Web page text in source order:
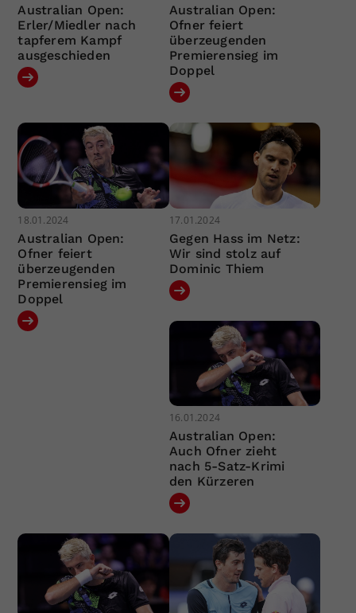
Australian Open:
Erler/Miedler nach
tapferem Kampf
ausgeschieden
Australian Open:
Ofner feiert
überzeugenden
Premierensieg im
Doppel
18.01.2024
Australian Open:
Ofner feiert
überzeugenden
Premierensieg im
Doppel
17.01.2024
Gegen Hass im Netz:
Wir sind stolz auf
Dominic Thiem
16.01.2024
Australian Open:
Auch Ofner zieht
nach 5-Satz-Krimi
den Kürzeren